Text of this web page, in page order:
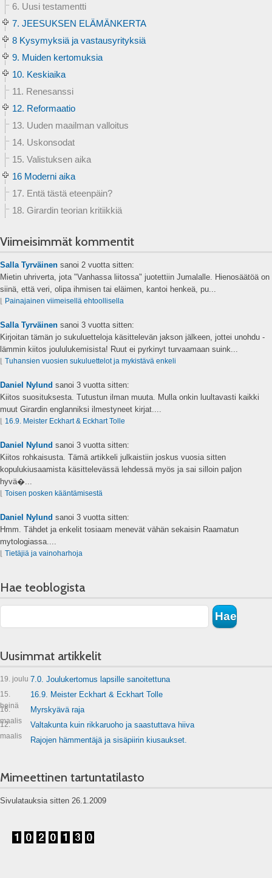
6. Uusi testamentti
7. JEESUKSEN ELÄMÄNKERTA
8 Kysymyksiä ja vastausyrityksiä
9. Muiden kertomuksia
10. Keskiaika
11. Renesanssi
12. Reformaatio
13. Uuden maailman valloitus
14. Uskonsodat
15. Valistuksen aika
16 Moderni aika
17. Entä tästä eteenpäin?
18. Girardin teorian kritiikkiä
Viimeisimmät kommentit
Salla Tyrväinen sanoi 2 vuotta sitten:
Mietin uhriverta, jota "Vanhassa liitossa" juotettiin Jumalalle. Hienosäätöä on
siinä, että veri, olipa ihmisen tai eläimen, kantoi henkeä, pu...
⌊ Painajainen viimeisellä ehtoollisella
Salla Tyrväinen sanoi 3 vuotta sitten:
Kirjoitan tämän jo sukuluetteloja käsittelevän jakson jälkeen, jottei unohdu -
lämmin kiitos joululukemisista! Ruut ei pyrkinyt turvaamaan suink...
⌊ Tuhansien vuosien sukuluettelot ja mykistävä enkeli
Daniel Nylund sanoi 3 vuotta sitten:
Kiitos suosituksesta. Tutustun ilman muuta. Mulla onkin luultavasti kaikki
muut Girardin englanniksi ilmestyneet kirjat....
⌊ 16.9. Meister Eckhart & Eckhart Tolle
Daniel Nylund sanoi 3 vuotta sitten:
Kiitos rohkaisusta. Tämä artikkeli julkaistiin joskus vuosia sitten
kopulukiusaamista käsittelevässä lehdessä myös ja sai silloin paljon
hyvä�...
⌊ Toisen posken kääntämisestä
Daniel Nylund sanoi 3 vuotta sitten:
Hmm. Tähdet ja enkelit tosiaam menevät vähän sekaisin Raamatun
mytologiassa....
⌊ Tietäjiä ja vainoharhoja
Hae teoblogista
Uusimmat artikkelit
19. joulu 7.0. Joulukertomus lapsille sanoitettuna
15.
heinä
16.9. Meister Eckhart & Eckhart Tolle
16.
maalis
Myrskyävä raja
12.
maalis
Valtakunta kuin rikkaruoho ja saastuttava hiiva
Rajojen hämmentäjä ja sisäpiirin kiusaukset.
Mimeettinen tartuntatilasto
Sivulatauksia sitten 26.1.2009